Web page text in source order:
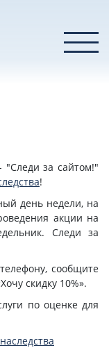
"Следи за сайтом!"
!
день недели, на
акции на
Следи за
сообщите
скидку 10%».
по оценке для